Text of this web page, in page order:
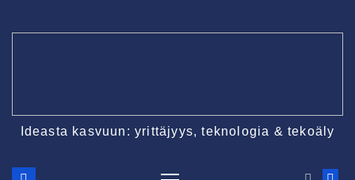
Ideasta kasvuun: yrittäjyys, teknologia & tekoäly